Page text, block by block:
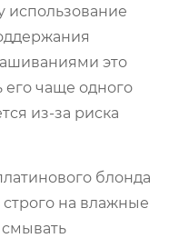
использование
это
его чаще одного
из-за риска
блонда
на влажные